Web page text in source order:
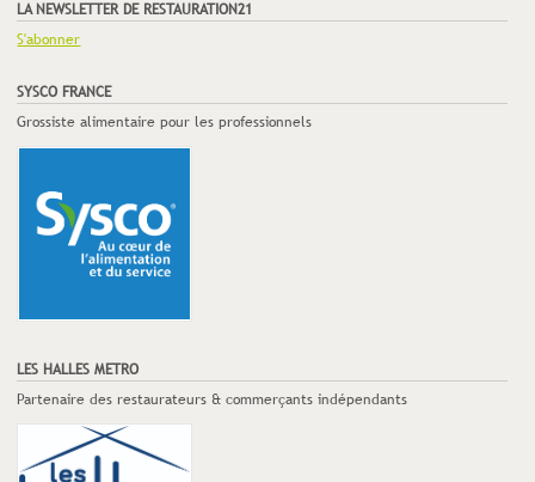
LA NEWSLETTER DE RESTAURATION21
S'abonner
SYSCO FRANCE
Grossiste alimentaire pour les professionnels
LES HALLES METRO
Partenaire des restaurateurs & commerçants indépendants